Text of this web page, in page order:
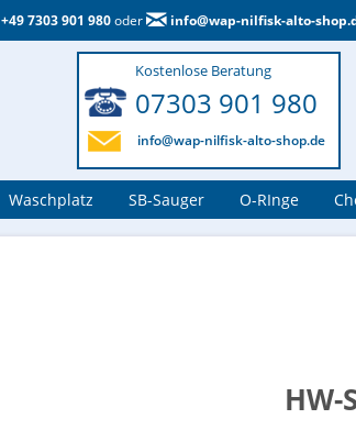
+49 7303 901 980oder info@wap-nilfisk-alto-
Kostenlose Beratung
07303 901 980
info@wap-nilfisk-alto-shop.de
Waschplatz SB-Sauger O-RInge